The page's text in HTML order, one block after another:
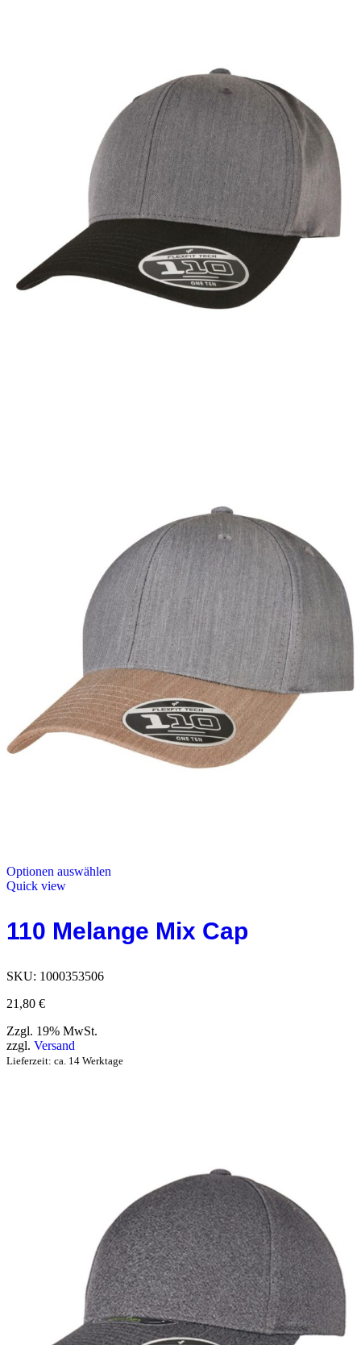
Optionen auswählen
Quick view
110 Melange Mix Cap
SKU: 1000353506
21,80 €
Zzgl. 19% MwSt.
zzgl. Versand
Lieferzeit: ca. 14 Werktage